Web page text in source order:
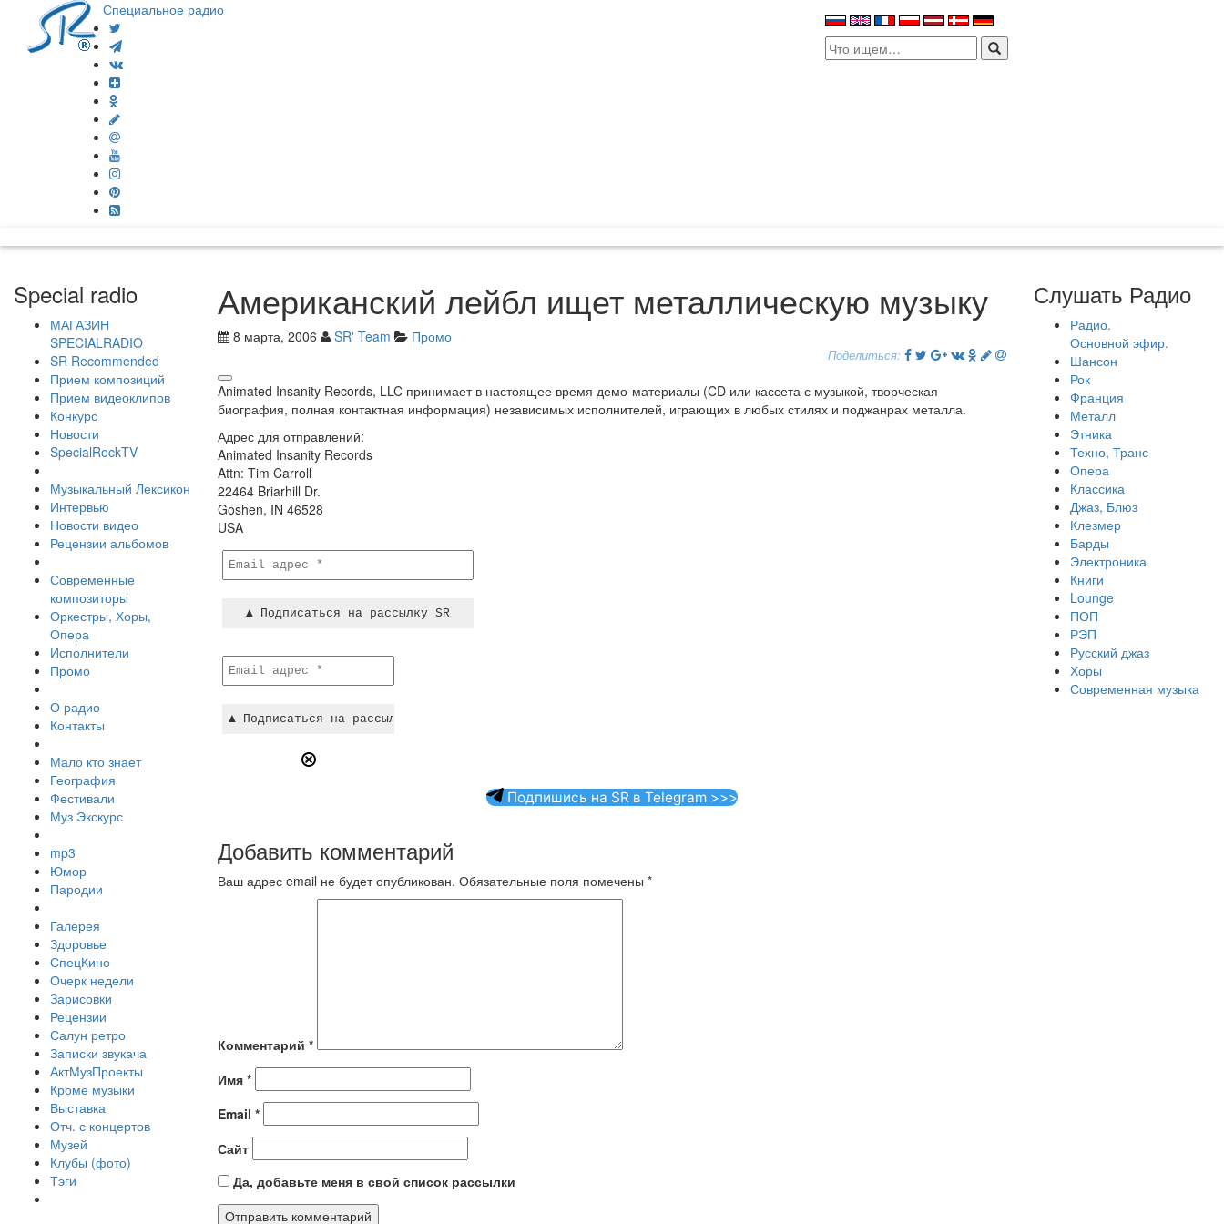
Специальное радио
Search
for:
Special radio
МАГАЗИН
SPECIALRADIO
SR Recommended
Прием композиций
Прием видеоклипов
Конкурс
Новости
SpecialRockTV
Музыкальный Лексикон
Интервью
Новости видео
Рецензии альбомов
Современные
композиторы
Оркестры, Хоры,
Опера
Исполнители
Промо
О радио
Контакты
Мало кто знает
География
Фестивали
Муз Экскурс
mp3
Юмор
Пародии
Галерея
Здоровье
СпецКино
Очерк недели
Зарисовки
Рецензии
Салун ретро
Записки звукача
АктМузПроекты
Кроме музыки
Выставка
Отч. с концертов
Музей
Клубы (фото)
Тэги
Американский лейбл ищет металлическую музыку
8 марта, 2006 SR' Team Промо
Поделиться:
Animated Insanity Records, LLC принимает в настоящее время демо-материалы (CD или кассета с музыкой, творческая
биография, полная контактная информация) независимых исполнителей, играющих в любых стилях и поджанрах металла.
Адрес для отправлений:
Animated Insanity Records
Attn: Tim Carroll
22464 Briarhill Dr.
Goshen, IN 46528
USA
Подпишись на SR в Telegram >>>
Добавить комментарий
Ваш адрес email не будет опубликован. Обязательные поля помечены *
Комментарий *
Имя *
Email *
Сайт
Да, добавьте меня в свой список рассылки
Слушать Радио
Радио.
Основной эфир.
Шансон
Рок
Франция
Металл
Этника
Техно, Транс
Опера
Классика
Джаз, Блюз
Клезмер
Барды
Электроника
Книги
Lounge
ПОП
РЭП
Русский джаз
Хоры
Современная музыка